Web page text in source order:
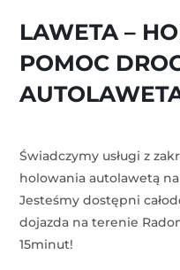
LAWETA –
POMOC
Świadczymy usługi z
holowania autolawetą
Jesteśmy dostępni
dojazda na terenie
15minut!